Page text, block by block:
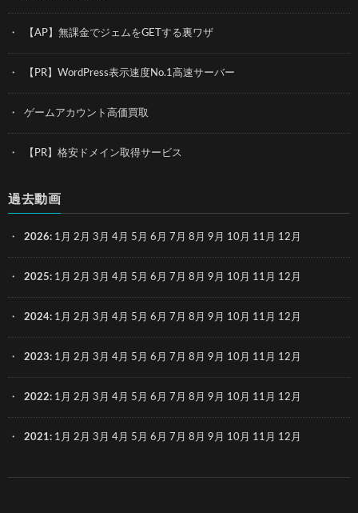
【AP】無課金でジェムをGETする裏ワザ
【PR】WordPress表示速度No.1高速サーバー
ゲームアカウント高価買取
【PR】格安ドメイン取得サービス
過去動画
2026: 1月 2月 3月 4月 5月 6月 7月 8月 9月 10月 11月 12月
2025: 1月 2月 3月 4月 5月 6月 7月 8月 9月 10月 11月 12月
2024: 1月 2月 3月 4月 5月 6月 7月 8月 9月 10月 11月 12月
2023: 1月 2月 3月 4月 5月 6月 7月 8月 9月 10月 11月 12月
2022: 1月 2月 3月 4月 5月 6月 7月 8月 9月 10月 11月 12月
2021: 1月 2月 3月 4月 5月 6月 7月 8月 9月 10月 11月 12月